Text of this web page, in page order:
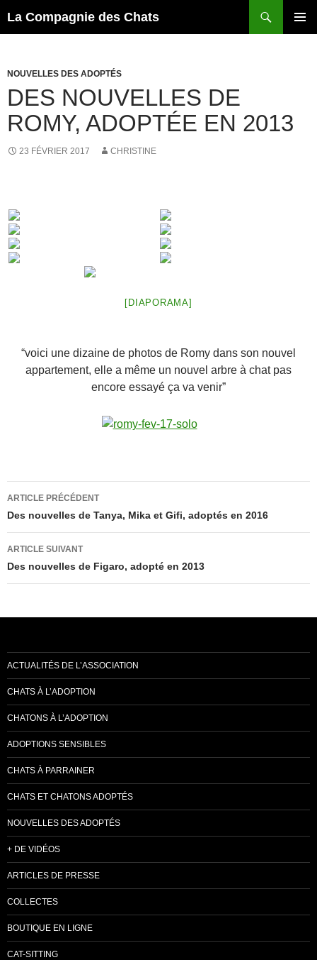
La Compagnie des Chats
NOUVELLES DES ADOPTÉS
DES NOUVELLES DE
ROMY, ADOPTÉE EN 2013
23 FÉVRIER 2017 CHRISTINE
[DIAPORAMA]
“voici une dizaine de photos de Romy dans son nouvel
appartement, elle a même un nouvel arbre à chat pas
encore essayé ça va venir”
Navigation
des
articles
ARTICLE PRÉCÉDENT
Des nouvelles de Tanya, Mika et Gifi, adoptés en 2016
ARTICLE SUIVANT
Des nouvelles de Figaro, adopté en 2013
ACTUALITÉS DE L’ASSOCIATION
CHATS À L’ADOPTION
CHATONS À L’ADOPTION
ADOPTIONS SENSIBLES
CHATS À PARRAINER
CHATS ET CHATONS ADOPTÉS
NOUVELLES DES ADOPTÉS
+ DE VIDÉOS
ARTICLES DE PRESSE
COLLECTES
BOUTIQUE EN LIGNE
CAT-SITTING